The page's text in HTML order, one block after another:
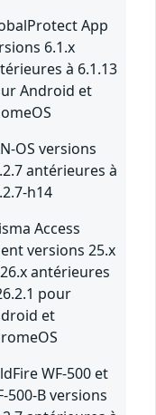
App
6.1.x
à 6.1.13
Android et
OS versions
antérieures à
h14
Access
versions 25.x
antérieures
pour
et
WF-500 et
500-B versions